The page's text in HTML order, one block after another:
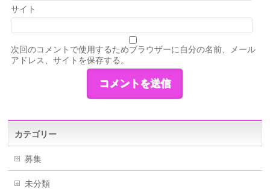
サイト
次回のコメントで使用するためブラウザーに自分の名前、メール
アドレス、サイトを保存する。
カテゴリー
募集
未分類